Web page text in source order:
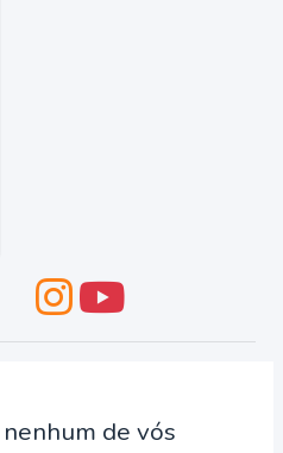
de vós